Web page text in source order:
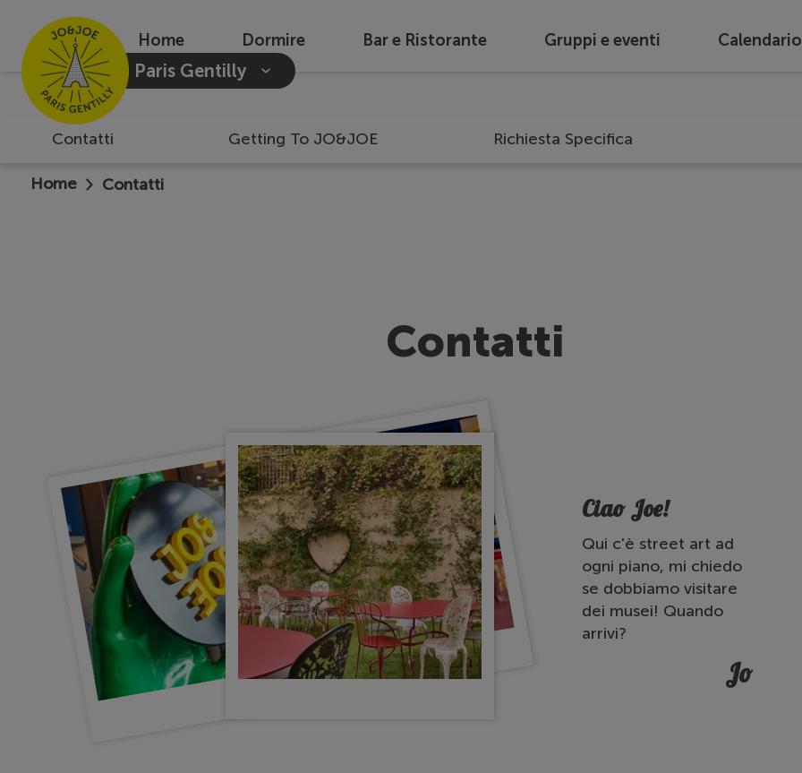
Paris Gentilly
Home Dormire Bar e Ristorante Gruppi e eventi Calendario
Contatti Getting To JO&JOE Richiesta Specifica
Home Contatti
Contatti
Ciao Joe!
Qui c'è street art ad
ogni piano, mi chiedo
se dobbiamo visitare
dei musei! Quando
arrivi?
Jo